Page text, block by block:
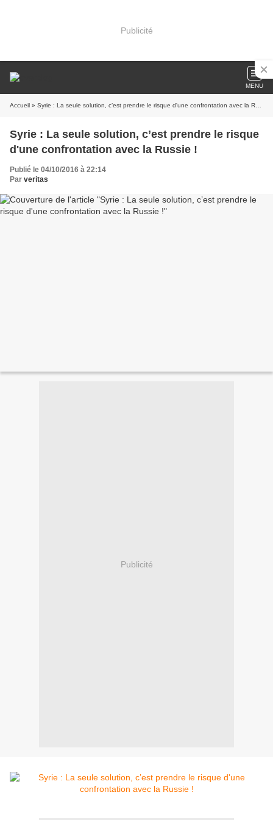
Publicité
MENU
Accueil » Syrie : La seule solution, c’est prendre le risque d'une confrontation avec la Russie !
Syrie : La seule solution, c’est prendre le risque
d'une confrontation avec la Russie !
Publié le 04/10/2016 à 22:14
Par veritas
Publicité